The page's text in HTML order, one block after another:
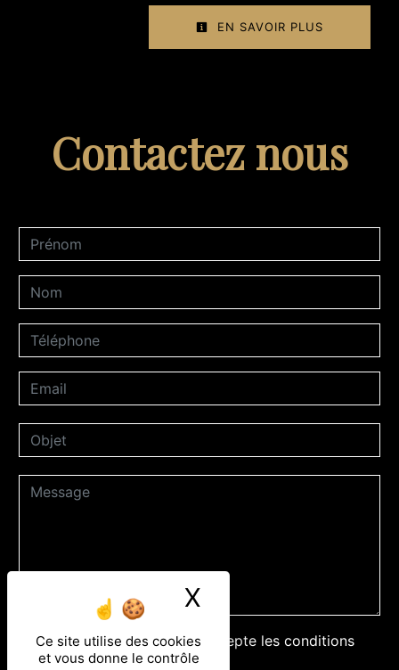
Ce site utilise des cookies
et vous donne le contrôle
X
EN SAVOIR PLUS
Contactez nous
En cochant cette case, j'accepte les conditions
particulières ci-dessous **